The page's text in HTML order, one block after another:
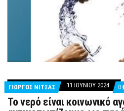
ΓΙΩΡΓΟΣ ΝΙΤΣΑΣ 11 ΙΟΥΝΊΟΥ 2024 0
Το νερό είναι κοινωνικό